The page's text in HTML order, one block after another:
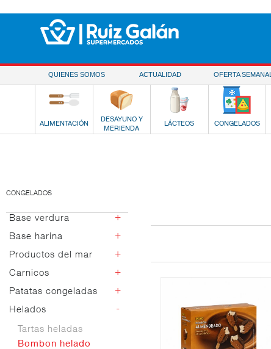
QUIENES SOMOS ACTUALIDAD OFERTA SEMANAL
ALIMENTACIÓN
DESAYUNO Y
MERIENDA
LÁCTEOS CONGELADOS
CONGELADOS
Base verdura +
Verduras basicas
Salteados verdura
Verduras
Base harina +
Pizzas
Snacks
Bases,masas y
Pasta
Productos del mar +
Mariscos
Pescados
Cefalopodos
preparados
Sucedaneos surimi y
Carnicos +
Carnicos
empanados
Empanadillas
Patatas congeladas +
Patatas congeladas
Helados -
Tartas heladas
Bombon helado